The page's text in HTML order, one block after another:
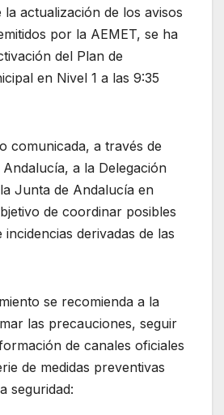
actualización de los avisos
por la AEMET, se ha
del Plan de
en Nivel 1 a las 9:35
comunicada, a través de
Andalucía, a la Delegación
Junta de Andalucía en
de coordinar posibles
derivadas de las
se recomienda a la
las precauciones, seguir
de canales oficiales
de medidas preventivas
seguridad: